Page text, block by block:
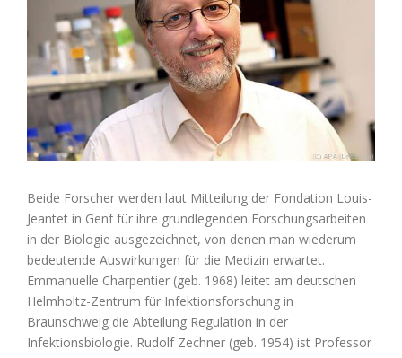
Beide Forscher werden laut Mitteilung der Fondation Louis-
Jeantet in Genf für ihre grundlegenden Forschungsarbeiten
in der Biologie ausgezeichnet, von denen man wiederum
bedeutende Auswirkungen für die Medizin erwartet.
Emmanuelle Charpentier (geb. 1968) leitet am deutschen
Helmholtz-Zentrum für Infektionsforschung in
Braunschweig die Abteilung Regulation in der
Infektionsbiologie. Rudolf Zechner (geb. 1954) ist Professor